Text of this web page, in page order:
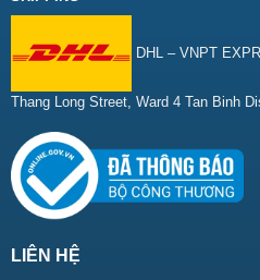
DHL – VNPT
Thang Long Street, Ward 4 Tan Binh
LIÊN HỆ